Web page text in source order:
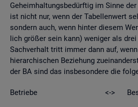
Ge­heim­hal­tungs­be­dürf­tig im Sinne
ist nicht nur, wenn der Ta­bel­len­wert
son­dern auch, wenn hin­ter die­sem
lich grö­ßer sein kann) we­ni­ger als
Sach­ver­halt tritt immer dann auf,
hier­ar­chi­schen Be­zie­hung
der BA sind das ins­be­son­de­re die
Be­trie­be <->